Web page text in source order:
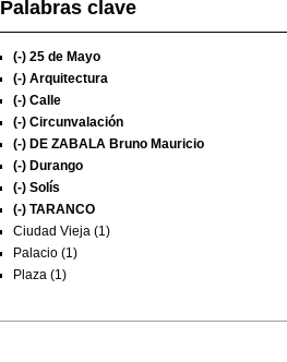
Palabras clave
(-) 25 de Mayo
(-) Arquitectura
(-) Calle
(-) Circunvalación
(-) DE ZABALA Bruno Mauricio
(-) Durango
(-) Solís
(-) TARANCO
Ciudad Vieja (1)
Palacio (1)
Plaza (1)